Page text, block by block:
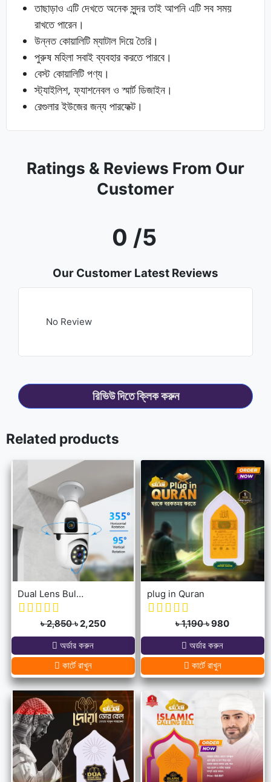
তাছাড়াও এটি দেখতে অনেক সুন্দর তাই আপনি এটি সব সময়
রাখতে পারেন।
উন্নত কোয়ালিটি ম্যাটাল দিয়ে তৈরি।
পুরুষ মহিলা সবাই ব্যবহার করতে পারবে।
বেস্ট কোয়ালিটি পণ্য।
স্ট্যাইলিশ, ফ্যাশনেবল ও স্মার্ট ডিজাইন।
রেগুলার ইউজের জন্য পারফেক্ট।
Ratings & Reviews From Our
Customer
0 /5
Our Customer Latest Reviews
No Review
রিভিউ দিতে ক্লিক করুন
Related products
Dual Lens Bulb Holder Camera V380 Pro Apps 1080p full Hd Resulation cctv camera
৳ 2,850৳ 2,250
অর্ডার করুন
কার্টে রাখুন
plug in Quran
৳ 1,190৳ 980
অর্ডার করুন
কার্টে রাখুন